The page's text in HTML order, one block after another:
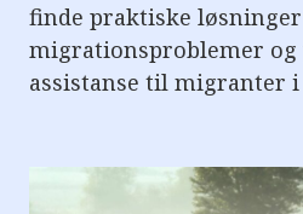
finde praktiske løsninger
migrationsproblemer
assistanse til migranter i